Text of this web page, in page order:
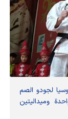
لجودو الصم
وميداليتين